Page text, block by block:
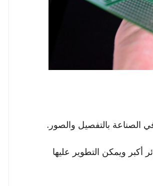
الصناعة بالتفصيل والصور.
أكبر ويمكن التطوير عليها